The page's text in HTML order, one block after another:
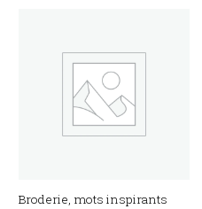
Broderie, mots inspirants